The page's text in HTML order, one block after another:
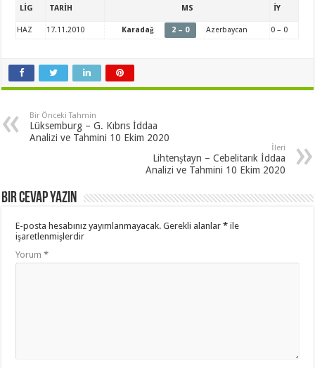
LİG TARİH MS İY
HAZ 17.11.2010 Karadağ 2 – 0 Azerbaycan 0 – 0
Bir Önceki Tahmin
Lüksemburg – G. Kıbrıs İddaa
Analizi ve Tahmini 10 Ekim 2020
İleri
Lihtenştayn – Cebelitarık İddaa
Analizi ve Tahmini 10 Ekim 2020
Bir cevap yazın
E-posta hesabınız yayımlanmayacak. Gerekli alanlar* ile
işaretlenmişlerdir
Yorum*